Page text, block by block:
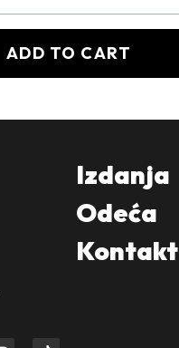
ADD TO CART
Izdanja
Odeća
Kontakt